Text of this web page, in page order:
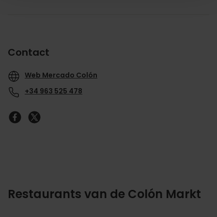
Contact
Web Mercado Colón
+34 963 525 478
Restaurants van de Colón Markt